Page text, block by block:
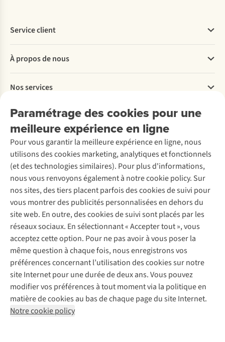
Paramétrage des cookies pour une
meilleure expérience en ligne
Pour vous garantir la meilleure expérience en ligne, nous
utilisons des cookies marketing, analytiques et fonctionnels
(et des technologies similaires). Pour plus d'informations,
nous vous renvoyons également à notre cookie policy. Sur
nos sites, des tiers placent parfois des cookies de suivi pour
vous montrer des publicités personnalisées en dehors du
site web. En outre, des cookies de suivi sont placés par les
réseaux sociaux. En sélectionnant « Accepter tout », vous
acceptez cette option. Pour ne pas avoir à vous poser la
même question à chaque fois, nous enregistrons vos
préférences concernant l’utilisation des cookies sur notre
site Internet pour une durée de deux ans. Vous pouvez
modifier vos préférences à tout moment via la politique en
matière de cookies au bas de chaque page du site Internet.
Notre cookie policy
Service client
Commander
Payer
Livraison
Rétractation d'une commande
Entretien & réparations
Garantie
Contactez-nous
À propos de nous
Explore More
À propos d’Ayacucho
Nos magasins
À propos d’A.S.Adventure
Déclaration d'accessibilité
Nos services
Location / Location sports d’hiver
Entretien de ski
Service de lavage
Entretien de chaussures
Réparation de chaussures
Réparation de vêtements
Retouches
Pour les entreprises
Découvrez
A.S.Magazine
Explore Camp
Gear Check
Expertise & conseils
Abonnez-vous à la newsletter
Suivez-nous
Mentions légales
Politique de confidentialité
Conditions générales
Cookie Policy
AS Adventure Luxemburg SA,